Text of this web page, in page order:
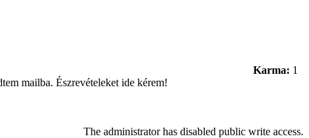
Karma: 1
mailba. Észrevételeket ide kérem!
The administrator has disabled public write access.